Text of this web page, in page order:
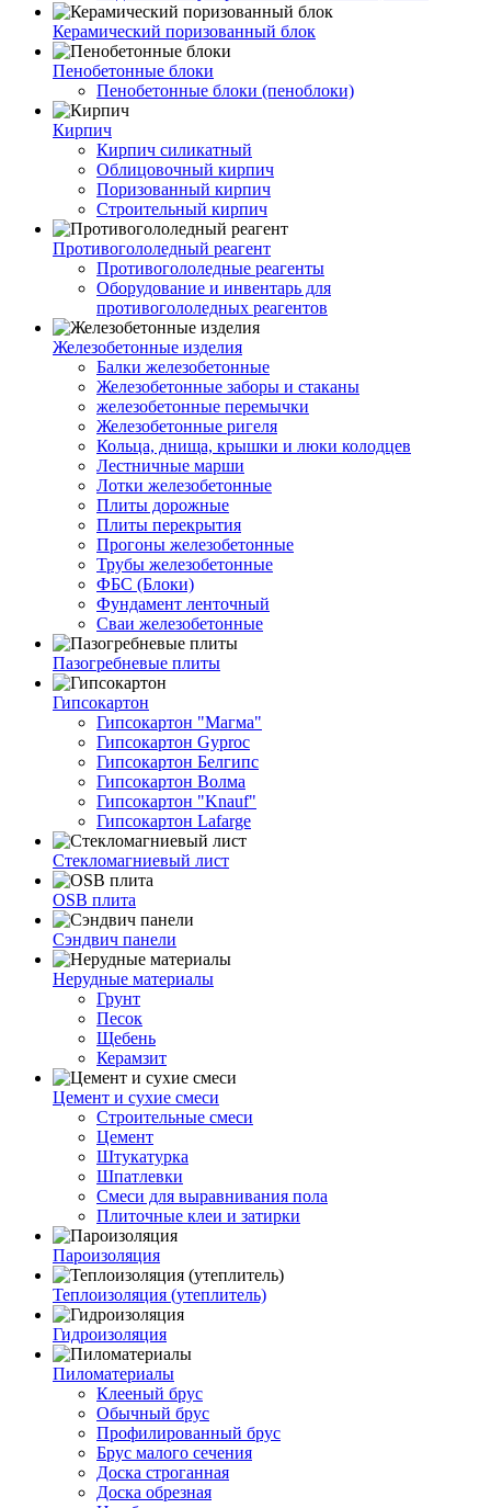
Керамический поризованный блок
Пенобетонные блоки
Пенобетонные блоки (пеноблоки)
Кирпич
Кирпич силикатный
Облицовочный кирпич
Поризованный кирпич
Строительный кирпич
Противогололедный реагент
Противогололедные реагенты
Оборудование и инвентарь для
противогололедных реагентов
Железобетонные изделия
Балки железобетонные
Железобетонные заборы и стаканы
железобетонные перемычки
Железобетонные ригеля
Кольца, днища, крышки и люки колодцев
Лестничные марши
Лотки железобетонные
Плиты дорожные
Плиты перекрытия
Прогоны железобетонные
Трубы железобетонные
ФБС (Блоки)
Фундамент ленточный
Сваи железобетонные
Пазогребневые плиты
Гипсокартон
Гипсокартон "Магма"
Гипсокартон Gyproc
Гипсокартон Белгипс
Гипсокартон Волма
Гипсокартон "Knauf"
Гипсокартон Lafarge
Стекломагниевый лист
OSB плита
Сэндвич панели
Нерудные материалы
Грунт
Песок
Щебень
Керамзит
Цемент и сухие смеси
Строительные смеси
Цемент
Штукатурка
Шпатлевки
Смеси для выравнивания пола
Плиточные клеи и затирки
Пароизоляция
Теплоизоляция (утеплитель)
Гидроизоляция
Пиломатериалы
Клееный брус
Обычный брус
Профилированный брус
Брус малого сечения
Доска строганная
Доска обрезная